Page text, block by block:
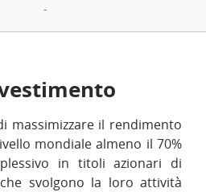
-
massimizzare il rendimento
mondiale almeno il 70%
in titoli azionari di
svolgono la loro attività